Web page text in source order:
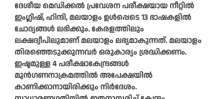
ദേശീയ മെഡിക്കൽ പ്രവേശന പരീക്ഷയായ നീറ്റിൽ
ഇംഗ്ലിഷ്, ഹിന്ദി, മലയാളം ഉൾപ്പെടെ 13 ഭാഷകളിൽ
ചോദ്യങ്ങൾ ലഭിക്കും. കേരളത്തിലും
ലക്ഷദ്വീപിലുമാണ് മലയാളം ലഭ്യമാകുന്നത്. മലയാളം
തിരഞ്ഞെടുക്കുന്നവർ ഒരുകാര്യം ശ്രദ്ധിക്കണം.
ഇഷ്ടമുള്ള 4 പരീക്ഷാകേന്ദ്രങ്ങൾ
മുൻഗണനാക്രമത്തിൽ അപേക്ഷയിൽ
കാണിക്കാനായിരിക്കും നിർദേശം.